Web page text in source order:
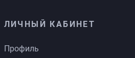
ЛИЧНЫЙ КАБИНЕТ
Профиль